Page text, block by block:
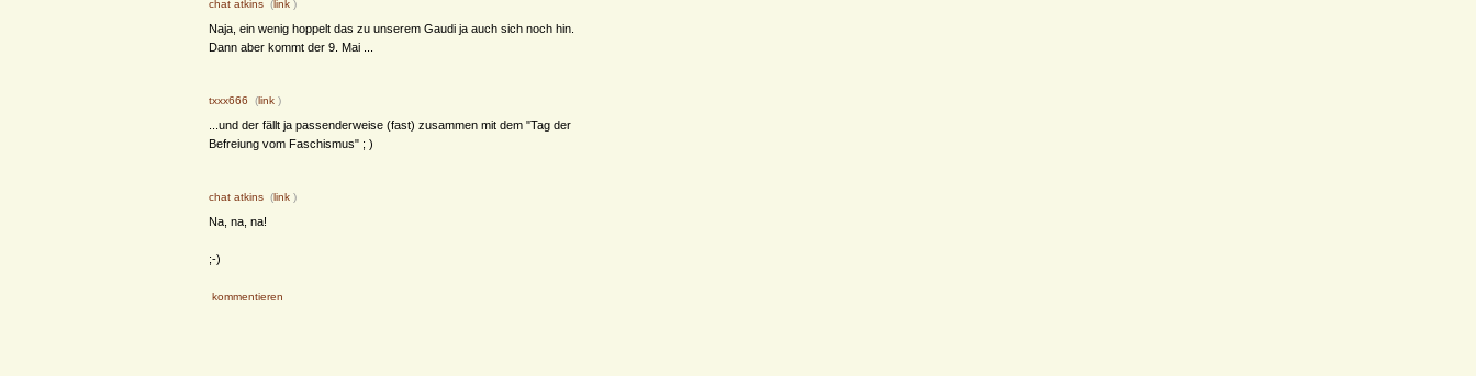
chat atkins (link )
Naja, ein wenig hoppelt das zu unserem Gaudi ja auch sich noch hin.
Dann aber kommt der 9. Mai ...
txxx666 (link )
...und der fällt ja passenderweise (fast) zusammen mit dem "Tag der
Befreiung vom Faschismus" ; )
chat atkins (link )
Na, na, na!
;-)
kommentieren